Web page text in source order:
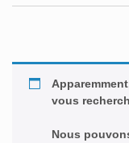
vous
Nous